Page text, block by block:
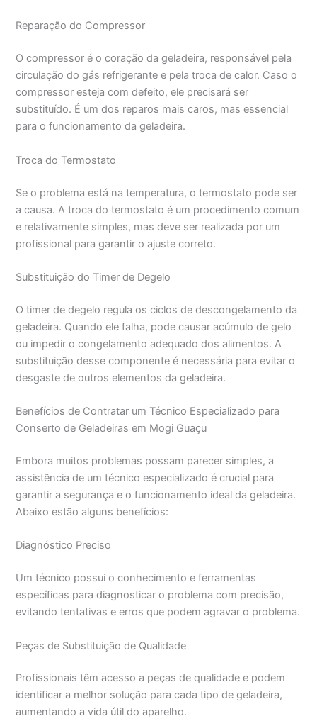
Reparação do Compressor
O compressor é o coração da geladeira, responsável pela
circulação do gás refrigerante e pela troca de calor. Caso o
compressor esteja com defeito, ele precisará ser
substituído. É um dos reparos mais caros, mas essencial
para o funcionamento da geladeira.
Troca do Termostato
Se o problema está na temperatura, o termostato pode ser
a causa. A troca do termostato é um procedimento comum
e relativamente simples, mas deve ser realizada por um
profissional para garantir o ajuste correto.
Substituição do Timer de Degelo
O timer de degelo regula os ciclos de descongelamento da
geladeira. Quando ele falha, pode causar acúmulo de gelo
ou impedir o congelamento adequado dos alimentos. A
substituição desse componente é necessária para evitar o
desgaste de outros elementos da geladeira.
Benefícios de Contratar um Técnico Especializado para
Conserto de Geladeiras em Mogi Guaçu
Embora muitos problemas possam parecer simples, a
assistência de um técnico especializado é crucial para
garantir a segurança e o funcionamento ideal da geladeira.
Abaixo estão alguns benefícios:
Diagnóstico Preciso
Um técnico possui o conhecimento e ferramentas
específicas para diagnosticar o problema com precisão,
evitando tentativas e erros que podem agravar o problema.
Peças de Substituição de Qualidade
Profissionais têm acesso a peças de qualidade e podem
identificar a melhor solução para cada tipo de geladeira,
aumentando a vida útil do aparelho.